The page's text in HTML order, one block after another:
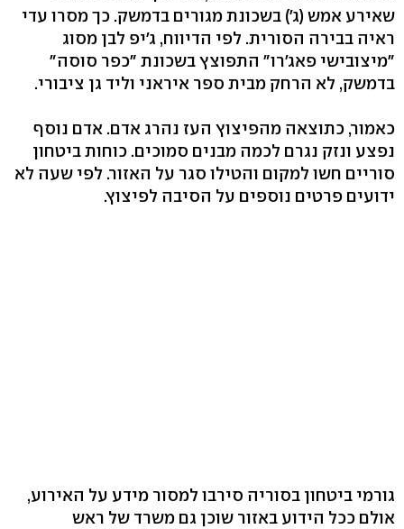
שאירע אמש (ג') בשכונת מגורים בדמשק. כך מסרו עדי
ראיה בבירה הסורית. לפי הדיווח, ג'יפ לבן מסוג
"מיצובישי פאג'רו" התפוצץ בשכונת "כפר סוסה"
בדמשק, לא הרחק מבית ספר איראני וליד גן ציבורי.
כאמור, כתוצאה מהפיצוץ העז נהרג אדם. אדם נוסף
נפצע ונזק נגרם לכמה מבנים סמוכים. כוחות ביטחון
סוריים חשו למקום והטילו סגר על האזור. לפי שעה לא
ידועים פרטים נוספים על הסיבה לפיצוץ.
גורמי ביטחון בסוריה סירבו למסור מידע על האירוע,
אולם ככל הידוע באזור שוכן גם משרד של ראש